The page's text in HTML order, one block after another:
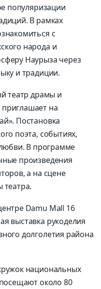
популяризации
В рамках
с
народа и
Наурыза через
и традиции.
театр драмы и
на
Постановка
поэта, событиях,
В программе
произведения
а на сцене
театра.
Damu Mall 16
выставка рукоделия
долголетия района
национальных
около 80